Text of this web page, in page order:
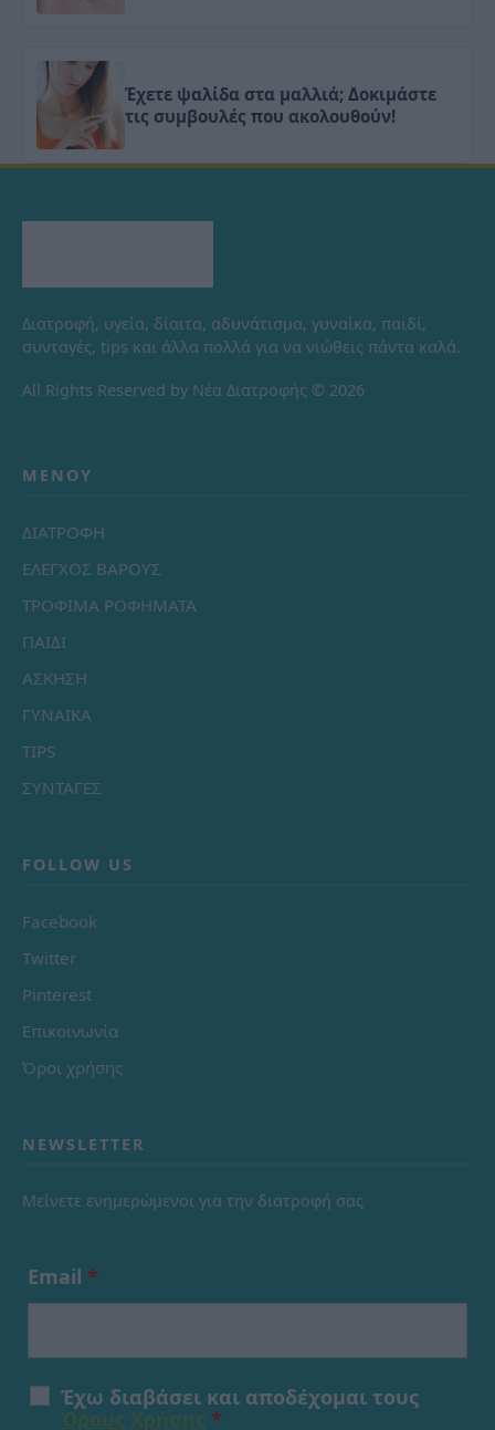
Έχετε ψαλίδα στα μαλλιά; Δοκιμάστε
τις συμβουλές που ακολουθούν!
Διατροφή, υγεία, δίαιτα, αδυνάτισμα, γυναίκα, παιδί,
συνταγές, tips και άλλα πολλά για να νιώθεις πάντα καλά.
All Rights Reserved by Νέα Διατροφής © 2026
ΜΕΝΟΎ
ΔΙΑΤΡΟΦΗ
ΕΛΕΓΧΟΣ ΒΑΡΟΥΣ
ΤΡΟΦΙΜΑ ΡΟΦΗΜΑΤΑ
ΠΑΙΔΙ
ΑΣΚΗΣΗ
ΓΥΝΑΙΚΑ
TIPS
ΣΥΝΤΑΓΕΣ
FOLLOW US
Facebook
Twitter
Pinterest
Επικοινωνία
Όροι χρήσης
NEWSLETTER
Μείνετε ενημερώμενοι για την διατροφή σας
Email *
Έχω διαβάσει και αποδέχομαι τους
*